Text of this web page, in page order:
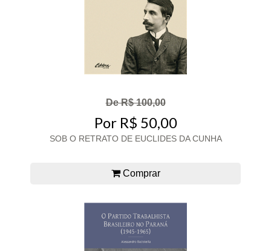
De R$ 100,00
Por R$ 50,00
SOB O RETRATO DE EUCLIDES DA CUNHA
Comprar